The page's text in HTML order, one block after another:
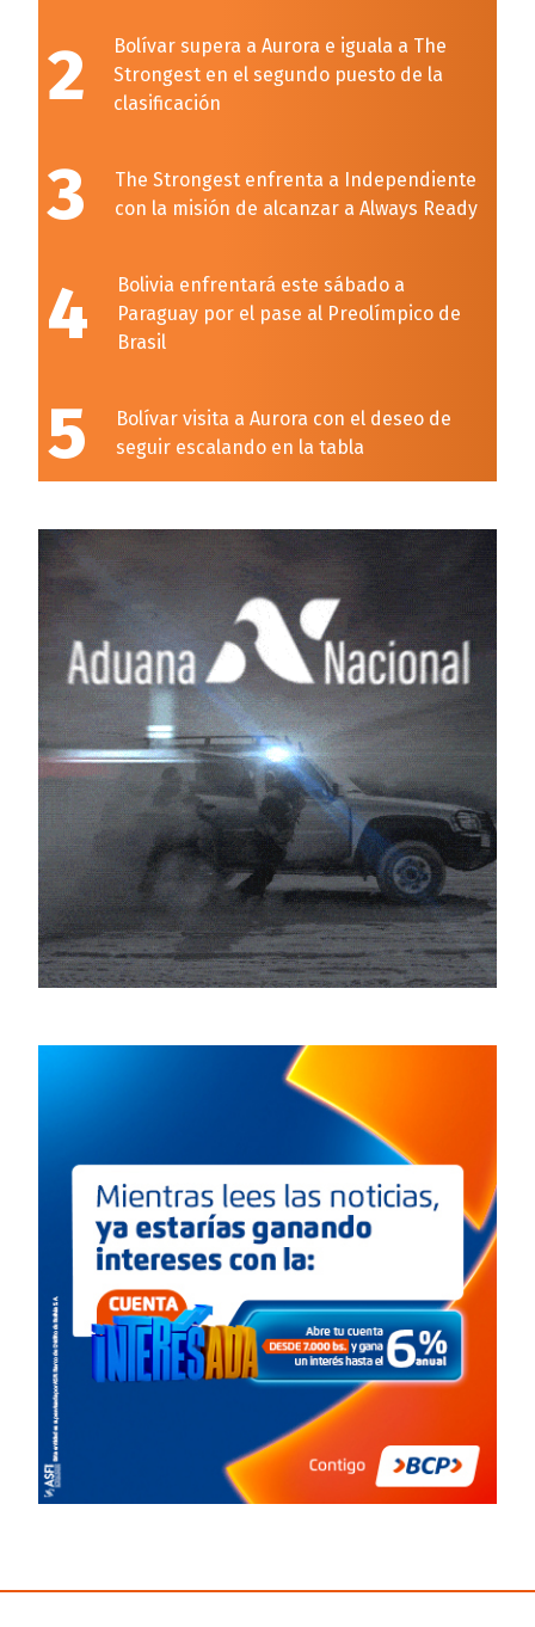
2
Bolívar supera a Aurora e iguala a The
Strongest en el segundo puesto de la
clasificación
3
The Strongest enfrenta a Independiente
con la misión de alcanzar a Always Ready
4
Bolivia enfrentará este sábado a
Paraguay por el pase al Preolímpico de
Brasil
5
Bolívar visita a Aurora con el deseo de
seguir escalando en la tabla